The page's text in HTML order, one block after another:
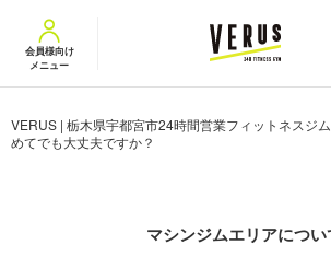
会員様向け
メニュー
VERUS | 栃木県宇都宮市24時間営業フィットネスジム
めてでも大丈夫ですか？
マシンジムエリアについ